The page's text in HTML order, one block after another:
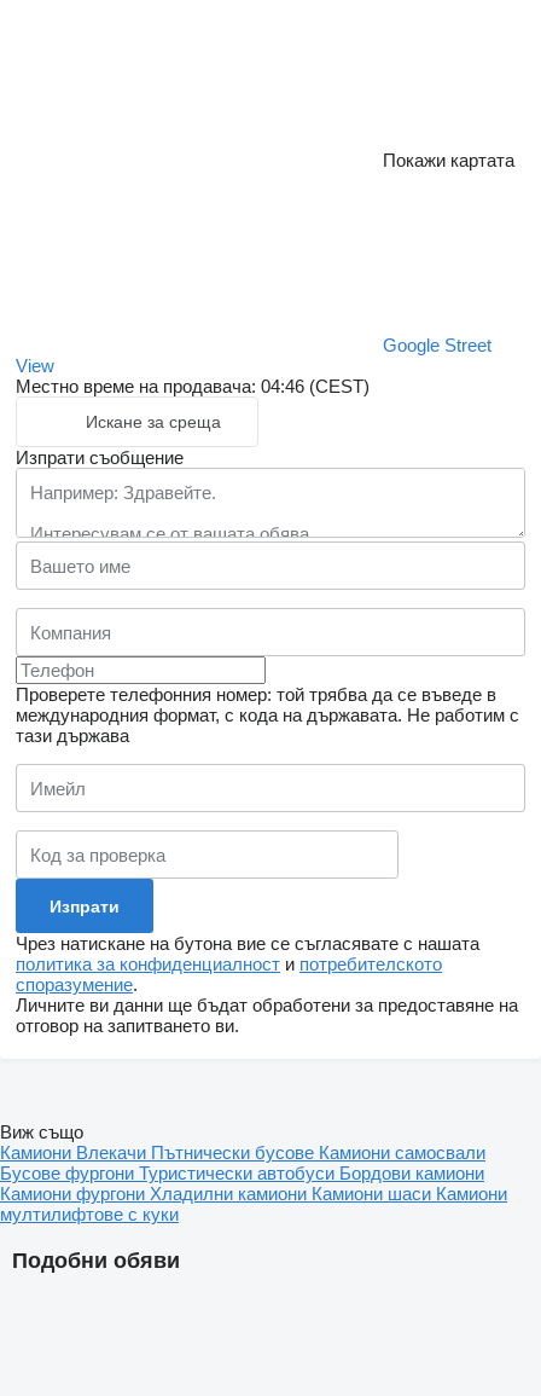
Покажи картата
Google Street
View
Местно време на продавача: 04:46 (CEST)
Искане за среща
Изпрати съобщение
Проверете телефонния номер: той трябва да се въведе в
международния формат, с кода на държавата. Не работим с
тази държава
Чрез натискане на бутона вие се съгласявате с нашата
политика за конфиденциалност и потребителското
споразумение.
Личните ви данни ще бъдат обработени за предоставяне на
отговор на запитването ви.
Подобни обяви
Виж също
Камиони Влекачи Пътнически бусове Камиони самосвали
Бусове фургони Туристически автобуси Бордови камиони
Камиони фургони Хладилни камиони Камиони шаси Камиони
мултилифтове с куки